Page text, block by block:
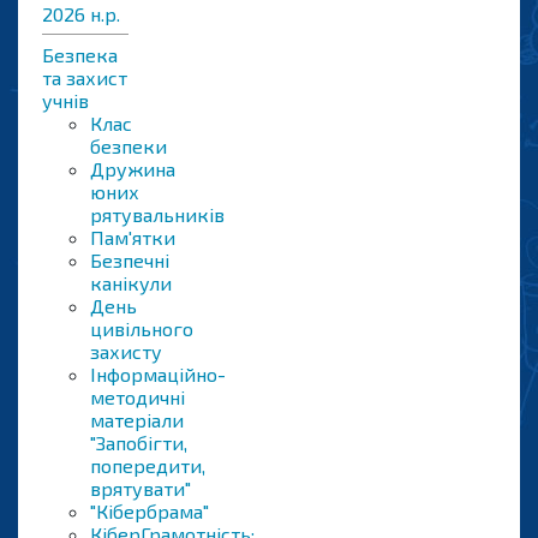
2026 н.р.
Безпека
та захист
учнів
Клас
безпеки
Дружина
юних
рятувальників
Пам'ятки
Безпечні
канікули
День
цивільного
захисту
Інформаційно-
методичні
матеріали
"Запобігти,
попередити,
врятувати"
"Кібербрама"